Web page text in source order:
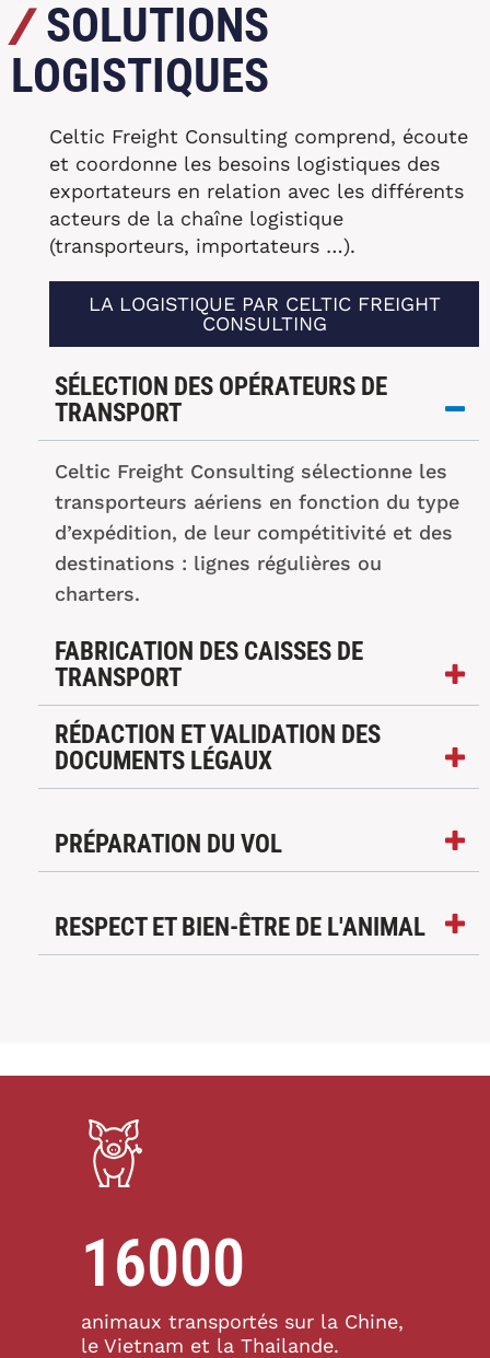
/SOLUTIONS
LOGISTIQUES
Celtic Freight Consulting comprend, écoute
et coordonne les besoins logistiques des
exportateurs en relation avec les différents
acteurs de la chaîne logistique
(transporteurs, importateurs …).​
LA LOGISTIQUE PAR CELTIC FREIGHT
CONSULTING
SÉLECTION DES OPÉRATEURS DE
TRANSPORT
Celtic Freight Consulting sélectionne les
transporteurs aériens en fonction du type
d’expédition, de leur compétitivité et des
destinations : lignes régulières ou
charters.
FABRICATION DES CAISSES DE
TRANSPORT
RÉDACTION ET VALIDATION DES
DOCUMENTS LÉGAUX
PRÉPARATION DU VOL
RESPECT ET BIEN-ÊTRE DE L'ANIMAL
16000
animaux transportés sur la Chine,
le Vietnam et la Thailande.